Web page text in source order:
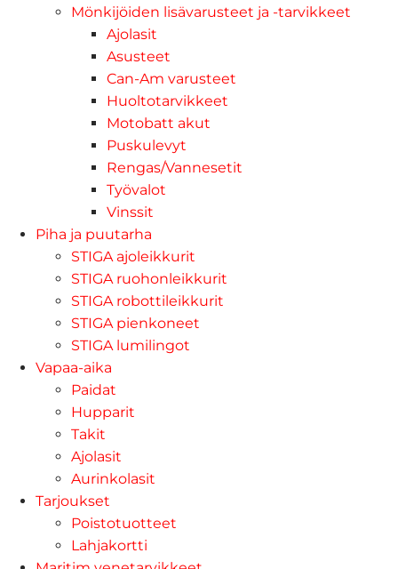
Mönkijöiden lisävarusteet ja -tarvikkeet
Ajolasit
Asusteet
Can-Am varusteet
Huoltotarvikkeet
Motobatt akut
Puskulevyt
Rengas/Vannesetit
Työvalot
Vinssit
Piha ja puutarha
STIGA ajoleikkurit
STIGA ruohonleikkurit
STIGA robottileikkurit
STIGA pienkoneet
STIGA lumilingot
Vapaa-aika
Paidat
Hupparit
Takit
Ajolasit
Aurinkolasit
Tarjoukset
Poistotuotteet
Lahjakortti